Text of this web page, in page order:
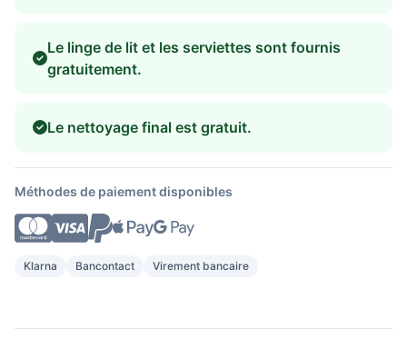
Le linge de lit et les serviettes sont fournis
gratuitement.
Le nettoyage final est gratuit.
Méthodes de paiement disponibles
Klarna Bancontact Virement bancaire